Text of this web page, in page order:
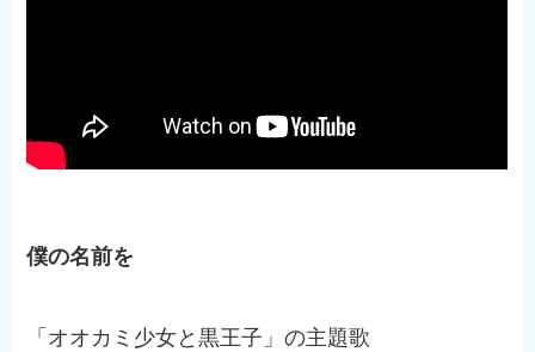
僕の名前を
「オオカミ少女と黒王子」の主題歌